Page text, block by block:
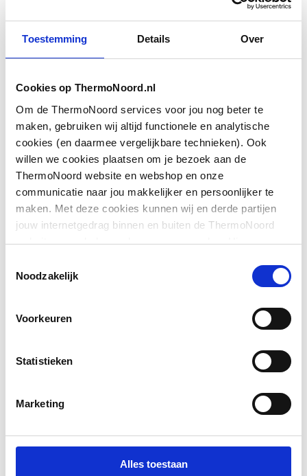
Toestemming Details Over
Cookies op ThermoNoord.nl
Om de ThermoNoord services voor jou nog beter te
maken, gebruiken wij altijd functionele en analytische
cookies (en daarmee vergelijkbare technieken). Ook
willen we cookies plaatsen om je bezoek aan de
ThermoNoord website en webshop en onze
communicatie naar jou makkelijker en persoonlijker te
maken. Met deze cookies kunnen wij en derde partijen
jouw internetgedrag binnen en buiten de ThermoNoord
website en webshop volgen en verzamelen. Hiermee
communicatie aan jouw interesses aan. We slaan je
Noodzakelijk
Voorkeuren
Statistieken
Marketing
Alles toestaan
Geschikt voor
16
Geschikt voor stalen
buis
Nee
Nom. spanning 18
Gedwongen afloop Ja
Aantal meegeleverde
accu's
1
Met koffer
Toon meer
Downloads
Productinformatieapplication/pdf,15 bytes
Overig